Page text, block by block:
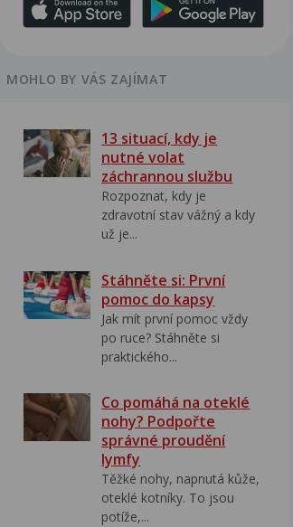
MOHLO BY VÁS ZAJÍMAT
13 situací, kdy je
nutné volat
záchrannou službu
Rozpoznat, kdy je
zdravotní stav vážný a kdy
už je...
Stáhněte si: První
pomoc do kapsy
Jak mít první pomoc vždy
po ruce? Stáhněte si
praktického...
Co pomáhá na oteklé
nohy? Podpořte
správné proudění
lymfy
Těžké nohy, napnutá kůže,
oteklé kotníky. To jsou
potíže,...